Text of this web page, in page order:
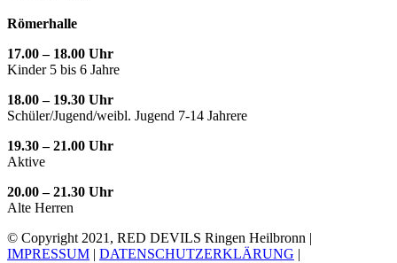
Römerhalle
17.00 – 18.00 Uhr
Kinder 5 bis 6 Jahre
18.00 – 19.30 Uhr
Schüler/Jugend/weibl. Jugend 7-14 Jahrere
19.30 – 21.00 Uhr
Aktive
20.00 – 21.30 Uhr
Alte Herren
© Copyright 2021, RED DEVILS Ringen Heilbronn |
IMPRESSUM | DATENSCHUTZERKLÄRUNG |